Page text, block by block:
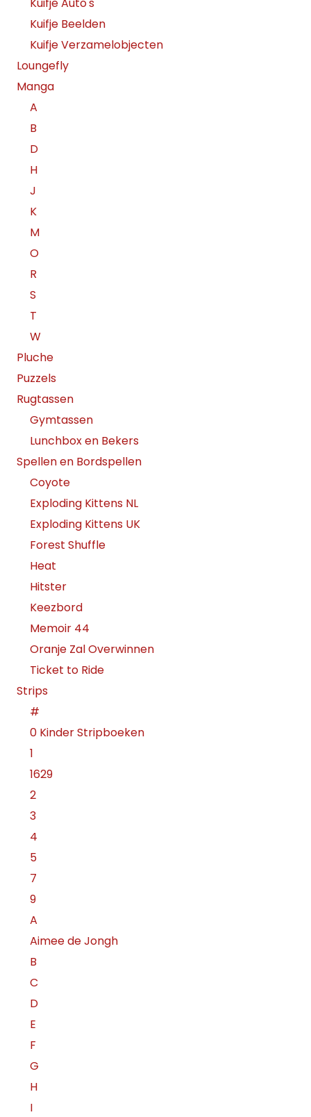
Kuifje Auto's
Kuifje Beelden
Kuifje Verzamelobjecten
Loungefly
Manga
A
B
D
H
J
K
M
O
R
S
T
W
Pluche
Puzzels
Rugtassen
Gymtassen
Lunchbox en Bekers
Spellen en Bordspellen
Coyote
Exploding Kittens NL
Exploding Kittens UK
Forest Shuffle
Heat
Hitster
Keezbord
Memoir 44
Oranje Zal Overwinnen
Ticket to Ride
Strips
#
0 Kinder Stripboeken
1
1629
2
3
4
5
7
9
A
Aimee de Jongh
B
C
D
E
F
G
H
I